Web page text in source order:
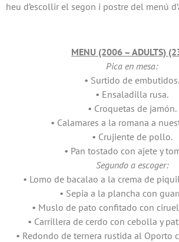
heu d’escollir el segon i postre del menú
MENU (2006 – ADULTS)
Pica en mesa:
• Surtido de embutidos.
• Ensaladilla rusa.
• Croquetas de jamón.
• Calamares a la romana a
• Crujiente de pollo.
• Pan tostado con ajete y
Segundo a escoger:
• Lomo de bacalao a la crema de
• Sepia a la plancha con
• Muslo de pato confitado con
• Carrillera de cerdo con cebolla y
• Redondo de ternera rustida al Oporto